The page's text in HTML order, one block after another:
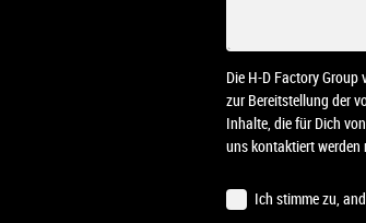
Die H-D Factory
zur Bereitstellung der
Inhalte, die für Dich
uns kontaktiert werden
Ich stimme zu,